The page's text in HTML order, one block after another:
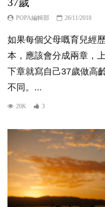
POPA編輯部 26/11/2018
如果每個父母嘅育兒經
本，應該會分成兩章，
下章就寫自己37歲做高
不同。...
20K 3